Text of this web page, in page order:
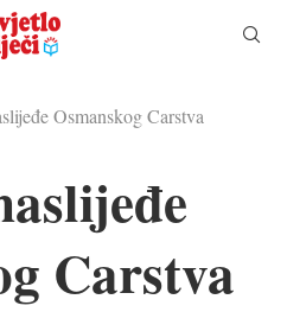
Osmanskog Carstva
Carstva